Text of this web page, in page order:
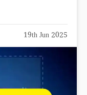
19th Jun 2025